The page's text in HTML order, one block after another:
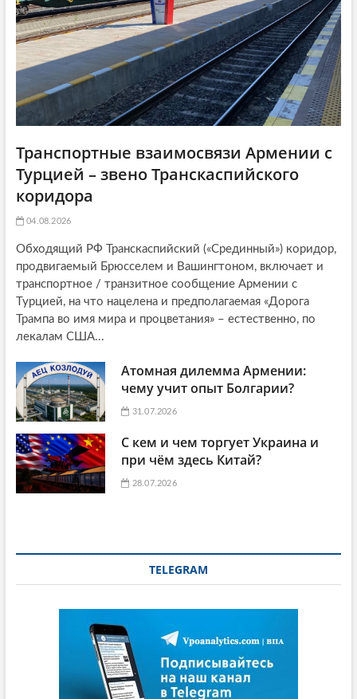
n
Транспортные взаимосвязи Армении с
Турцией – звено Транскаспийского
коридора
04.08.2026
Обходящий РФ Транскаспийский («Срединный») коридор,
продвигаемый Брюсселем и Вашингтоном, включает и
транспортное / транзитное сообщение Армении с
Турцией, на что нацелена и предполагаемая «Дорога
Трампа во имя мира и процветания» – естественно, по
лекалам США...
Атомная дилемма Армении:
чему учит опыт Болгарии?
31.07.2026
С кем и чем торгует Украина и
при чём здесь Китай?
28.07.2026
TELEGRAM